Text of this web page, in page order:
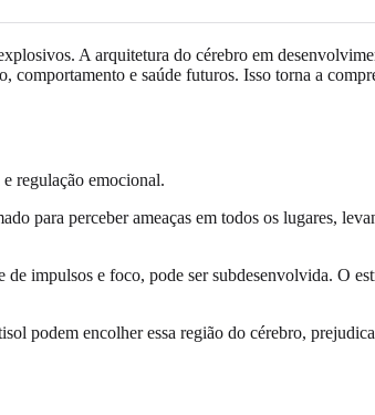
A arquitetura do cérebro em
e saúde futuros. Isso torna a
regulação emocional.
para perceber ameaças em todos os lugares,
impulsos e foco, pode ser subdesenvolvida. O
podem encolher essa região do cérebro,